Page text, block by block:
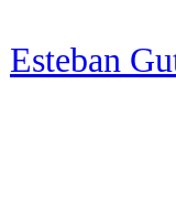
Esteban